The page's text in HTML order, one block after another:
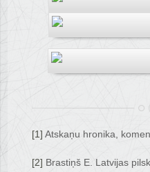
[1] Atskaņu hronika,
[2] Brastiņš E. Latvijas